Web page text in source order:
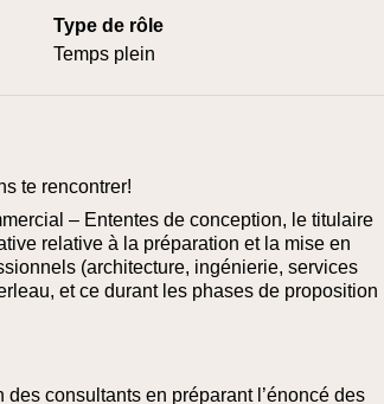
Type de rôle
Temps plein
te rencontrer!
– Ententes de conception, le titulaire
relative à la préparation et la mise en
(architecture, ingénierie, services
et ce durant les phases de proposition
consultants en préparant l’énoncé des